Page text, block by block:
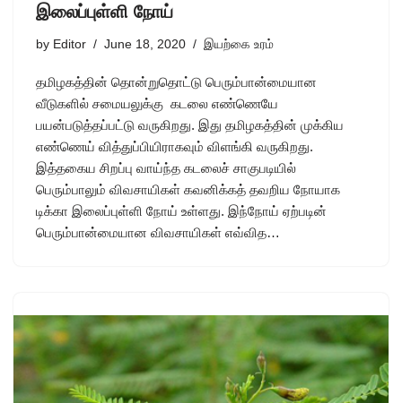
இலைப்புள்ளி நோய்
by Editor June 18, 2020 இயற்கை உரம்
தமிழகத்தின் தொன்றுதொட்டு பெரும்பான்மையான
வீடுகளில் சமையலுக்கு கடலை எண்ணெயே
பயன்படுத்தப்பட்டு வருகிறது. இது தமிழகத்தின் முக்கிய
எண்ணெய் வித்துப்பியிராகவும் விளங்கி வருகிறது.
இத்தகைய சிறப்பு வாய்ந்த கடலைச் சாகுபடியில்
பெரும்பாலும் விவசாயிகள் கவனிக்கத் தவறிய நோயாக
டிக்கா இலைப்புள்ளி நோய் உள்ளது. இந்நோய் ஏற்படின்
பெரும்பான்மையான விவசாயிகள் எவ்வித…